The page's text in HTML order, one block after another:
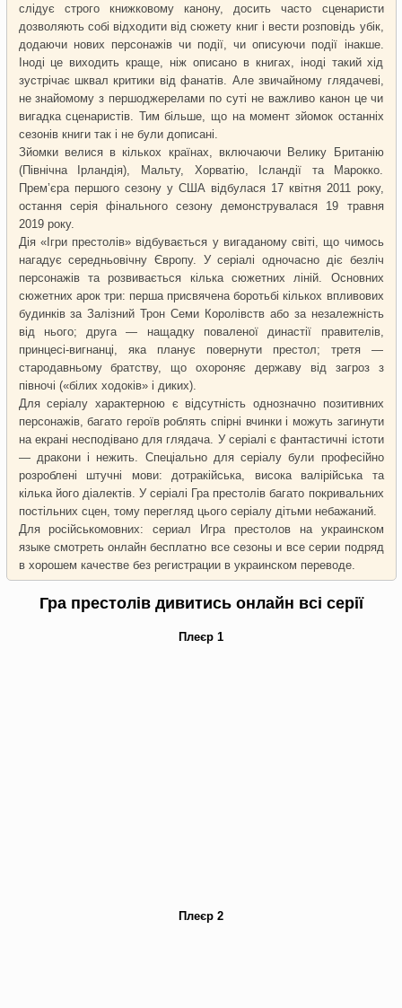
слідує строго книжковому канону, досить часто сценаристи
дозволяють собі відходити від сюжету книг і вести розповідь убік,
додаючи нових персонажів чи події, чи описуючи події інакше.
Іноді це виходить краще, ніж описано в книгах, іноді такий хід
зустрічає шквал критики від фанатів. Але звичайному глядачеві,
не знайомому з першоджерелами по суті не важливо канон це чи
вигадка сценаристів. Тим більше, що на момент зйомок останніх
сезонів книги так і не були дописані.
Зйомки велися в кількох країнах, включаючи Велику Британію
(Північна Ірландія), Мальту, Хорватію, Ісландії та Марокко.
Прем’єра першого сезону у США відбулася 17 квітня 2011 року,
остання серія фінального сезону демонструвалася 19 травня
2019 року.
Дія «Ігри престолів» відбувається у вигаданому світі, що чимось
нагадує середньовічну Європу. У серіалі одночасно діє безліч
персонажів та розвивається кілька сюжетних ліній. Основних
сюжетних арок три: перша присвячена боротьбі кількох впливових
будинків за Залізний Трон Семи Королівств або за незалежність
від нього; друга — нащадку поваленої династії правителів,
принцесі-вигнанці, яка планує повернути престол; третя —
стародавньому братству, що охороняє державу від загроз з
півночі («білих ходоків» і диких).
Для серіалу характерною є відсутність однозначно позитивних
персонажів, багато героїв роблять спірні вчинки і можуть загинути
на екрані несподівано для глядача. У серіалі є фантастичні істоти
— дракони і нежить. Спеціально для серіалу були професійно
розроблені штучні мови: дотракійська, висока валірійська та
кілька його діалектів. У серіалі Гра престолів багато покривальних
постільних сцен, тому перегляд цього серіалу дітьми небажаний.
Для російськомовних: сериал Игра престолов на украинском
языке смотреть онлайн бесплатно все сезоны и все серии подряд
в хорошем качестве без регистрации в украинском переводе.
Гра престолів дивитись онлайн всі серії
Плеєр 1
Плеєр 2